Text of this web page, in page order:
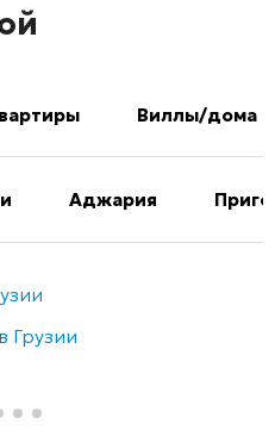
Виллы/дома
Аджария
Грузии